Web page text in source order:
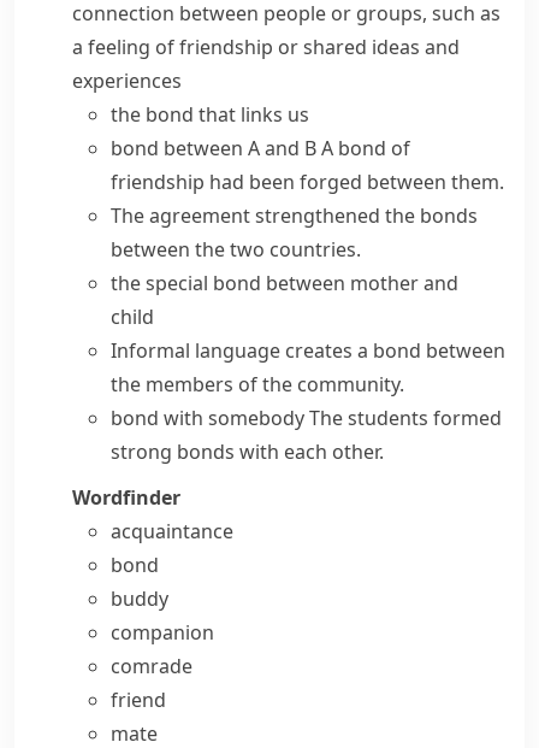
connection between people or groups, such as
a feeling of friendship or shared ideas and
experiences
the bond that links us
bond between A and BA bond of
friendship had been forged between them.
The agreement strengthened the bonds
between the two countries.
the special bond between mother and
child
Informal language creates a bond between
the members of the community.
bond with somebodyThe students formed
strong bonds with each other.
Wordfinder
acquaintance
bond
buddy
companion
comrade
friend
mate